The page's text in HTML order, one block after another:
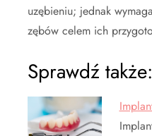
uzębieniu; jednak
zębów celem ich
Sprawdź także: